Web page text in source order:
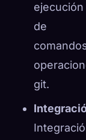
ejecución
de
git.